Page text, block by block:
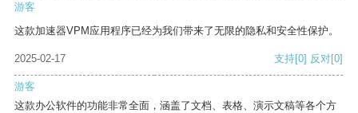
游客
这款加速器VPM应用程序已经为我们带来了无限的隐私和安全性保护。
2025-02-17 支持[0] 反对[0]
游客
这款办公软件的功能非常全面，涵盖了文档、表格、演示文稿等各个方